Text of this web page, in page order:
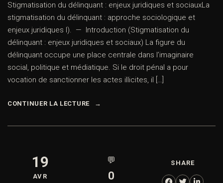
Stigmatisation du délinquant : enjeux juridiques et sociauxLa
stigmatisation du délinquant : approche sociologique et
enjeux juridiques I). — Introduction (Stigmatisation du
délinquant : enjeux juridiques et sociaux) La figure du
délinquant occupe une place centrale dans l’imaginaire
social, politique et médiatique. Si le droit pénal a pour
vocation de sanctionner les actes illicites, il […]
CONTINUER LA LECTURE
19
AVR
💬
0
SHARE